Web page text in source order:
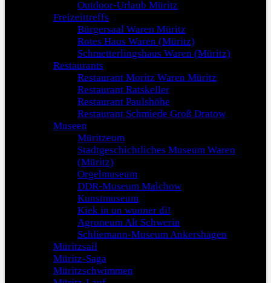
Outdoor-Urlaub Müritz
Freizeittreffs
Bürgersaal Waren Müritz
Rotes Haus Waren (Müritz)
Schmetterlingshaus Waren (Müritz)
Restaurants
Restaurant Moritz Waren Müritz
Restaurant Ratskeller
Restaurant Paulshöhe
Restaurant Schmiede Groß Dratow
Museen
Müritzeum
Stadtgeschichtliches Museum Waren
(Müritz)
Orgelmuseum
DDR-Museum Malchow
Kunstmuseum
Kiek in un wunner di!
Agroneum Alt Schwerin
Schliemann-Museum Ankershagen
Müritzsail
Müritz-Saga
Müritzschwimmen